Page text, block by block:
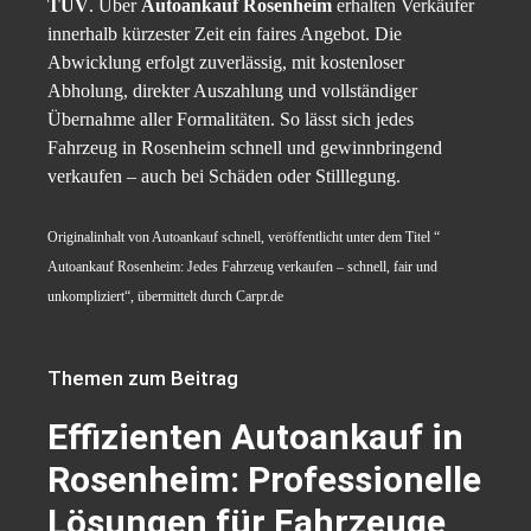
TÜV. Über Autoankauf Rosenheim erhalten Verkäufer
innerhalb kürzester Zeit ein faires Angebot. Die
Abwicklung erfolgt zuverlässig, mit kostenloser
Abholung, direkter Auszahlung und vollständiger
Übernahme aller Formalitäten. So lässt sich jedes
Fahrzeug in Rosenheim schnell und gewinnbringend
verkaufen – auch bei Schäden oder Stilllegung.
Originalinhalt von Autoankauf schnell, veröffentlicht unter dem Titel “
Autoankauf Rosenheim: Jedes Fahrzeug verkaufen – schnell, fair und
unkompliziert“, übermittelt durch Carpr.de
Themen zum Beitrag
Effizienten Autoankauf in
Rosenheim: Professionelle
Lösungen für Fahrzeuge